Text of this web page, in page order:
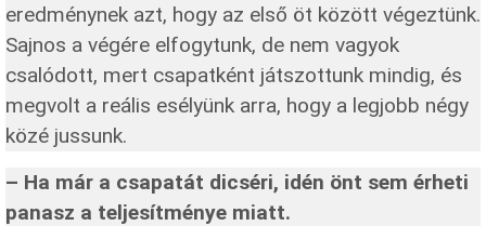
eredménynek azt, hogy az első öt között végeztünk.
Sajnos a végére elfogytunk, de nem vagyok
csalódott, mert csapatként játszottunk mindig, és
megvolt a reális esélyünk arra, hogy a legjobb négy
közé jussunk.
– Ha már a csapatát dicséri, idén önt sem érheti
panasz a teljesítménye miatt.